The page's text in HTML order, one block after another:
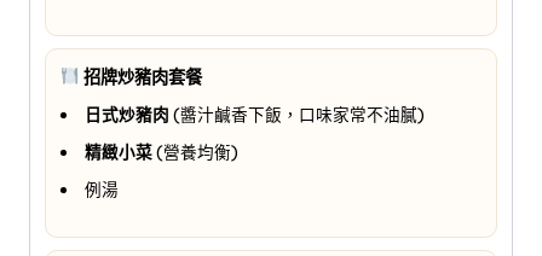
招牌炒豬肉套餐
日式炒豬肉 (醬汁鹹香下飯，口味家常不油膩)
精緻小菜(營養均衡)
例湯